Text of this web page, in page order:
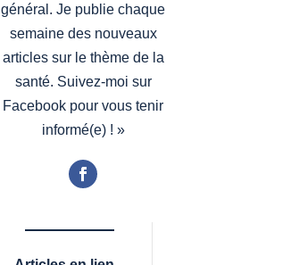
général. Je publie chaque
semaine des nouveaux
articles sur le thème de la
santé. Suivez-moi sur
Facebook pour vous tenir
informé(e) ! »